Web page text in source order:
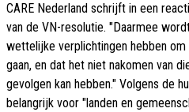
CARE Nederland schrijft in een
van de VN-resolutie. "Daarmee
wettelijke verplichtingen hebben
gaan, en dat het niet nakomen van
gevolgen kan hebben." Volgens de
belangrijk voor "landen en